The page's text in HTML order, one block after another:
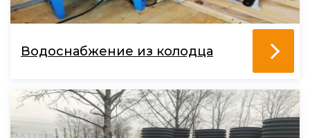
Водоснабжение из колодца